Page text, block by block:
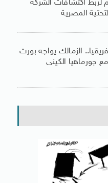
لربط اكتشافات الشركة
المصرية
الزمالك يواجه بورت
جورماهيا الكينى